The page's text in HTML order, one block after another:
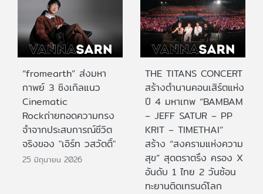
“fromearth” ส่งมหา
กาพย์ 3 ซิงเกิลแนว
Cinematic
Rockถ่ายทอดความทรง
จำจากประสบการณ์ชีวิต
จริงของ "เอิร์ท วสวัตติ์"
25 มิถุนายน 2026
THE TITANS CONCERT
สร้างตำนานคอนเสิร์ตแห่ง
ปี 4 มหาเทพ “BAMBAM
– JEFF SATUR – PP
KRIT – TIMETHAI”
สร้าง “สงครามแห่งความ
สุข” สุดตราตรึง ครอง X
อันดับ 1 ไทย 2 วันซ้อน
ทะยานติดเทรนด์โลก